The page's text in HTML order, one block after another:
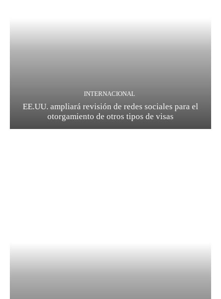
INTERNACIONAL
EE.UU. ampliará revisión de redes sociales para el
otorgamiento de otros tipos de visas